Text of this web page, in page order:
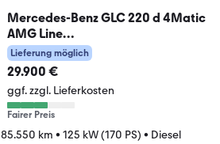
Mercedes-Benz GLC 220 d 4Matic
AMG Line
AHK,AUTOM.,LED,Navi,LM
Lieferung möglich
29.900 €
ggf. zzgl. Lieferkosten
Fairer Preis
85.550 km • 125 kW (170 PS) • Diesel